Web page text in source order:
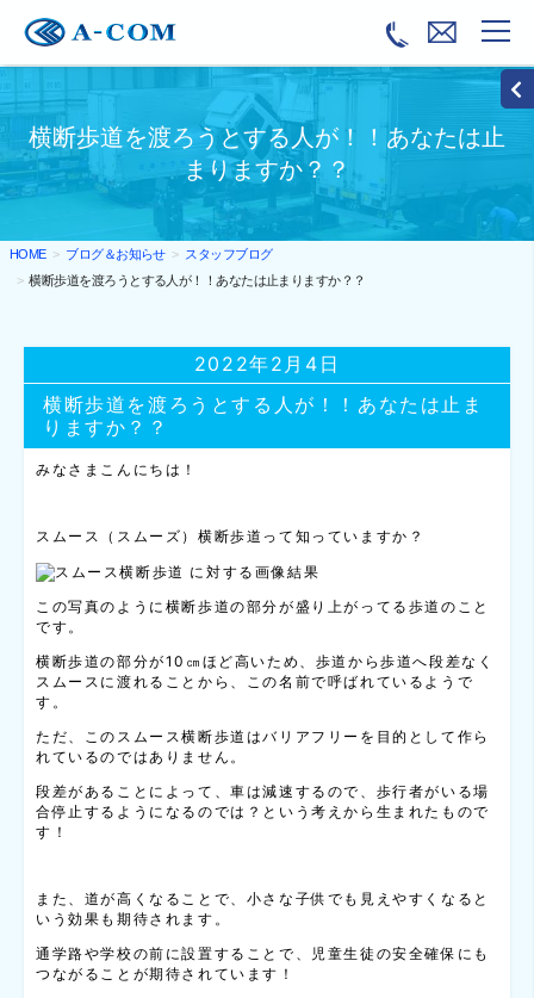
横断歩道を渡ろうとする人が！！あなたは止
まりますか？？
HOME ブログ＆お知らせ
スタッフブログ
横断歩道を渡ろうとする人が！！あなたは止まりますか？？
横断歩道を渡ろうとする人が！！あなたは止ま
りますか？？
2022年2月4日
みなさまこんにちは！
スムース（スムーズ）横断歩道って知っていますか？
この写真のように横断歩道の部分が盛り上がってる歩道のこと
です。
横断歩道の部分が10㎝ほど高いため、歩道から歩道へ段差なく
スムースに渡れることから、この名前で呼ばれているようで
す。
ただ、このスムース横断歩道はバリアフリーを目的として作ら
れているのではありません。
段差があることによって、車は減速するので、歩行者がいる場
合停止するようになるのでは？という考えから生まれたもので
す！
また、道が高くなることで、小さな子供でも見えやすくなると
いう効果も期待されます。
通学路や学校の前に設置することで、児童生徒の安全確保にも
つながることが期待されています！